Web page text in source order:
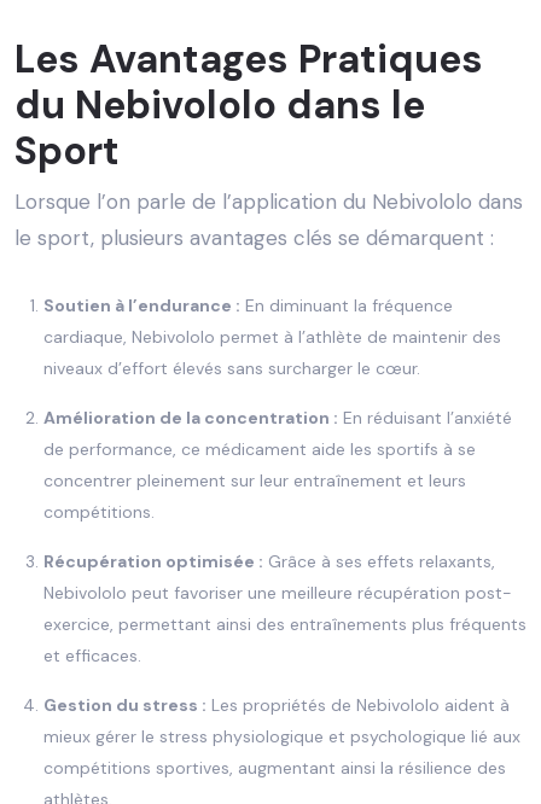
Les Avantages Pratiques
du Nebivololo dans le
Sport
Lorsque l’on parle de l’application du Nebivololo dans
le sport, plusieurs avantages clés se démarquent :
Soutien à l’endurance : En diminuant la fréquence
cardiaque, Nebivololo permet à l’athlète de maintenir des
niveaux d’effort élevés sans surcharger le cœur.
Amélioration de la concentration : En réduisant l’anxiété
de performance, ce médicament aide les sportifs à se
concentrer pleinement sur leur entraînement et leurs
compétitions.
Récupération optimisée : Grâce à ses effets relaxants,
Nebivololo peut favoriser une meilleure récupération post-
exercice, permettant ainsi des entraînements plus fréquents
et efficaces.
Gestion du stress : Les propriétés de Nebivololo aident à
mieux gérer le stress physiologique et psychologique lié aux
compétitions sportives, augmentant ainsi la résilience des
athlètes.